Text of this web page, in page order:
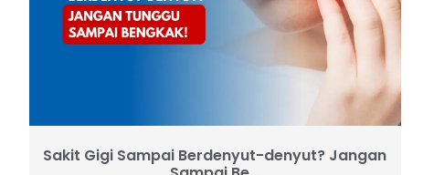
Sakit Gigi Sampai Berdenyut-denyut? Jangan